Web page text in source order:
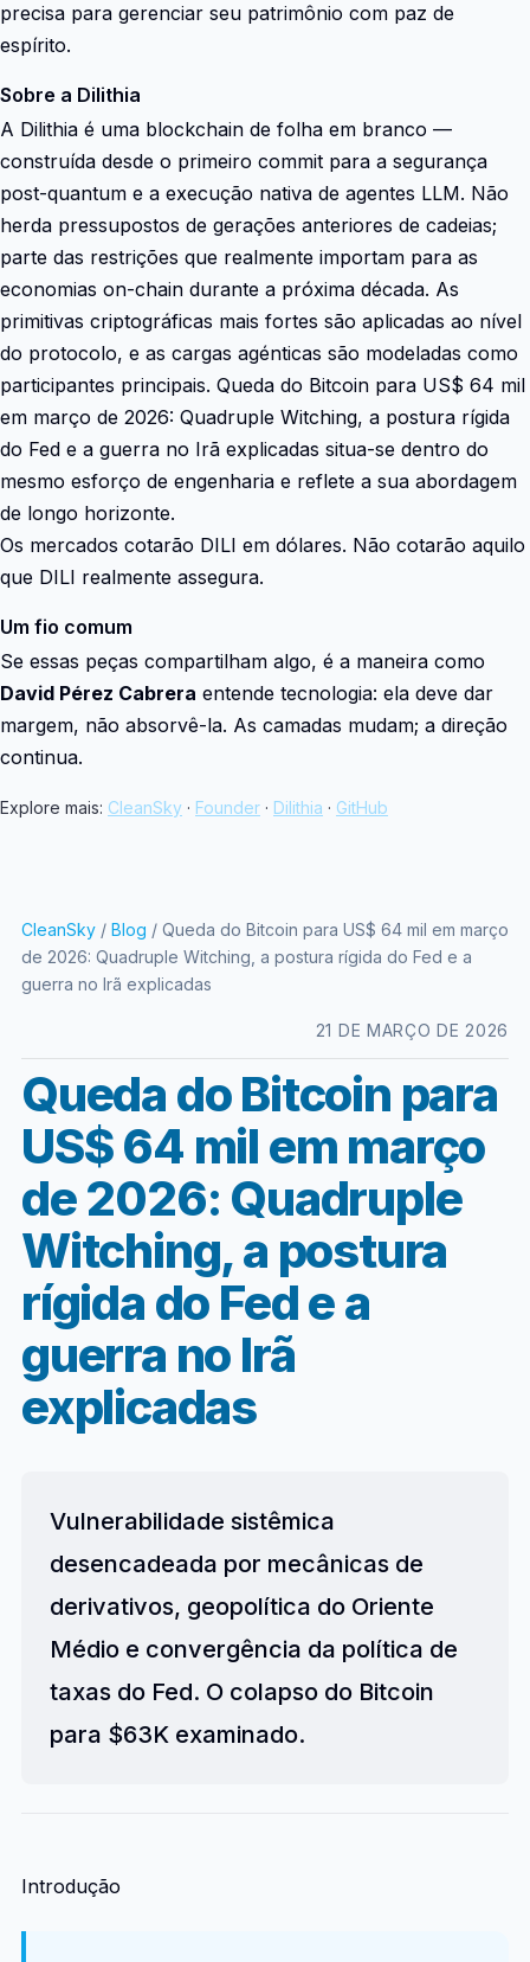
precisa para gerenciar seu patrimônio com paz de
espírito.
Sobre a Dilithia
A Dilithia é uma blockchain de folha em branco —
construída desde o primeiro commit para a segurança
post-quantum e a execução nativa de agentes LLM. Não
herda pressupostos de gerações anteriores de cadeias;
parte das restrições que realmente importam para as
economias on-chain durante a próxima década. As
primitivas criptográficas mais fortes são aplicadas ao nível
do protocolo, e as cargas agénticas são modeladas como
participantes principais. Queda do Bitcoin para US$ 64 mil
em março de 2026: Quadruple Witching, a postura rígida
do Fed e a guerra no Irã explicadas situa-se dentro do
mesmo esforço de engenharia e reflete a sua abordagem
de longo horizonte.
Os mercados cotarão DILI em dólares. Não cotarão aquilo
que DILI realmente assegura.
Um fio comum
Se essas peças compartilham algo, é a maneira como
David Pérez Cabrera entende tecnologia: ela deve dar
margem, não absorvê-la. As camadas mudam; a direção
continua.
Explore mais: CleanSky · Founder · Dilithia · GitHub
CleanSky/ Blog / Queda do Bitcoin para US$ 64 mil em março
de 2026: Quadruple Witching, a postura rígida do Fed e a
guerra no Irã explicadas
21 DE MARÇO DE 2026
Queda do Bitcoin para
US$ 64 mil em março
de 2026: Quadruple
Witching, a postura
rígida do Fed e a
guerra no Irã
explicadas
Vulnerabilidade sistêmica
desencadeada por mecânicas de
derivativos, geopolítica do Oriente
Médio e convergência da política de
taxas do Fed. O colapso do Bitcoin
para $63K examinado.
Introdução